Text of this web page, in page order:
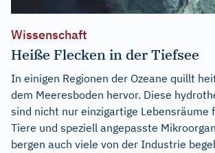
Wissenschaft
Heiße Flecken in der Tiefsee
In einigen Regionen der Ozeane quillt
dem Meeresboden hervor. Diese
sind nicht nur einzigartige Lebensräume
Tiere und speziell angepasste
bergen auch viele von der Industrie